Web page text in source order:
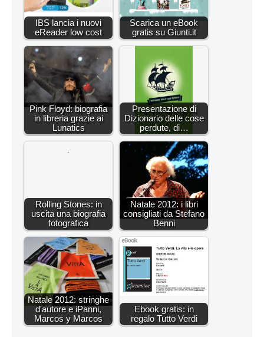
IBS lancia i nuovi
eReader low cost
Scarica un eBook
gratis su Giunti.it
Pink Floyd: biografia
in libreria grazie ai
Lunatics
Presentazione di
Dizionario delle cose
perdute, di…
Rolling Stones: in
uscita una biografia
fotografica
Natale 2012: i libri
consigliati da Stefano
Benni
Natale 2012: stringhe
d'autore e iPanni,
Marcos y Marcos
Ebook gratis: in
regalo Tutto Verdi